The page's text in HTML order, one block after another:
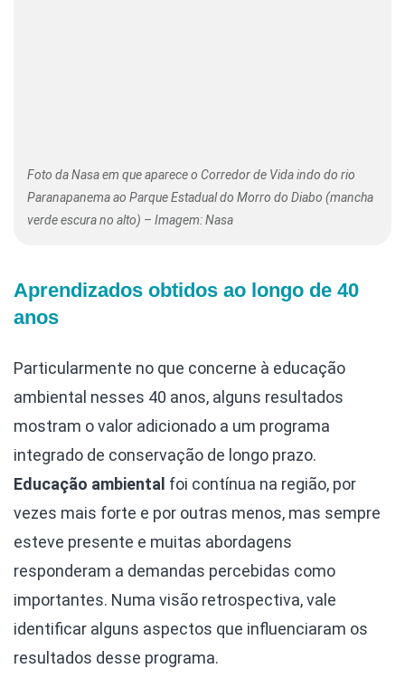
Foto da Nasa em que aparece o Corredor de Vida indo do rio
Paranapanema ao Parque Estadual do Morro do Diabo (mancha
verde escura no alto) – Imagem: Nasa
Aprendizados obtidos ao longo de 40
anos
Particularmente no que concerne à educação
ambiental nesses 40 anos, alguns resultados
mostram o valor adicionado a um programa
integrado de conservação de longo prazo.
Educação ambiental foi contínua na região, por
vezes mais forte e por outras menos, mas sempre
esteve presente e muitas abordagens
responderam a demandas percebidas como
importantes. Numa visão retrospectiva, vale
identificar alguns aspectos que influenciaram os
resultados desse programa.